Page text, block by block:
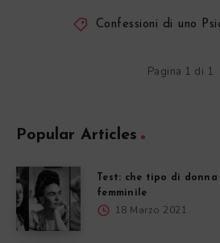
Confessioni di uno
Pagina 1 di 1
Popular Articles
Test: che tipo di
femminile
18 Marzo 2021